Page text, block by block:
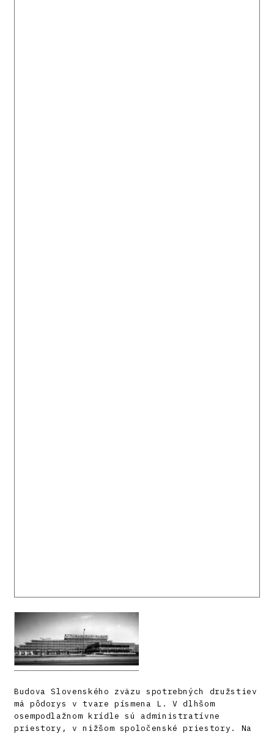
Budova Slovenského zväzu spotrebných družstiev
má pôdorys v tvare písmena L. V dlhšom
osempodlažnom krídle sú administratívne
priestory, v nižšom spoločenské priestory. Na